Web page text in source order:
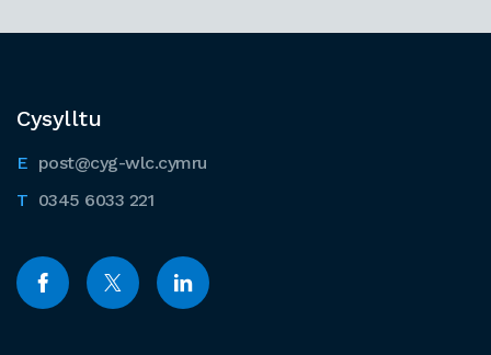
Cysylltu
post@cyg-wlc.cymru
0345 6033 221